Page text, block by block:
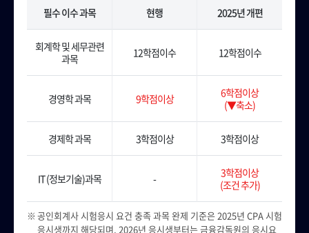
필수 이수 과목 현행 2025년 개편
회계학 및 세무관련
과목
12학점이수 12학점이수
경영학 과목 9학점이상
6학점이상
(▼축소)
경제학 과목 3학점이상 3학점이상
IT (정보기술)과목 -
3학점이상
(조건 추가)
공인회계사 시험응시 요건 충족 과목 완제 기준은 2025년 CPA 시험
응시생까지 해당되며, 2026년 응시생부터는 금융감독원의 응시요